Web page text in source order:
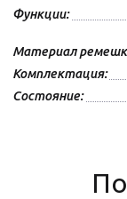
Функции:
Материал
Комплектация:
Состояние: